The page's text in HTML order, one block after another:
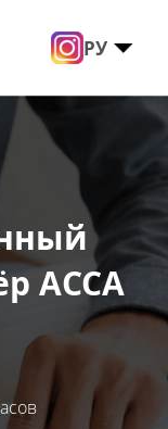
РУ
АССА